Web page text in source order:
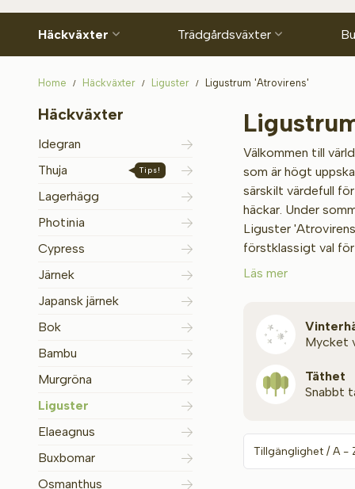
Häckväxter Trädgårdsväxter
Home Häckväxter Liguster Ligustrum 'Atrovirens'
Häckväxter
Idegran
Thuja
Tips!
Lagerhägg
Photinia
Cypress
Järnek
Japansk järnek
Bok
Bambu
Murgröna
Liguster
Elaeagnus
Buxbomar
Osmanthus
Välkommen till
som är högt
särskilt värdefull
häckar. Under
Liguster
förstklassigt val
Läs mer
Täthet
Snabbt